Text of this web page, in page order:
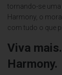
tornando-se
Harmony, o
com tudo o que
Viva
Harmony.